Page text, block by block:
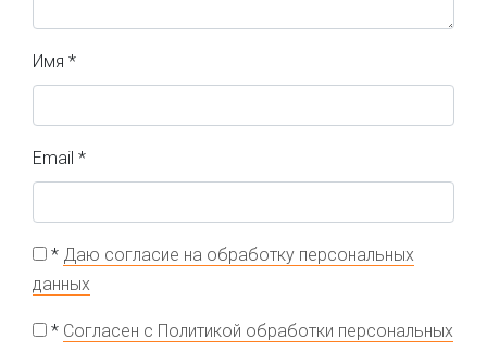
Имя *
Email *
* Даю согласие на обработку персональных
данных
* Согласен с Политикой обработки персональных